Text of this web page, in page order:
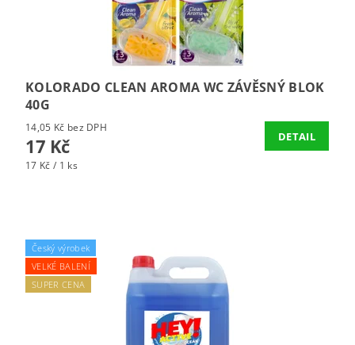
KOLORADO CLEAN AROMA WC ZÁVĚSNÝ BLOK
40G
14,05 Kč bez DPH
17 Kč
17 Kč / 1 ks
DETAIL
Český výrobek
VELKÉ BALENÍ
SUPER CENA